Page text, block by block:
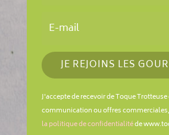
JE REJOINS LES
J'accepte de recevoir de Toque
communication ou offres
la politique de confidentialitéde